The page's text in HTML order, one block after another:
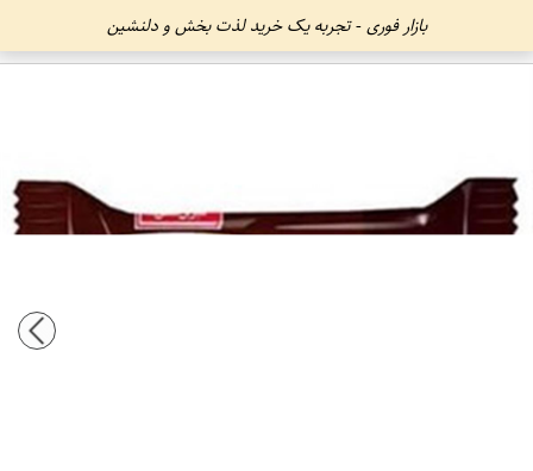
بازار فوری - تجربه یک خرید لذت بخش و دلنشین